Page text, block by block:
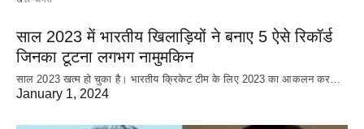
साल 2023 में भारतीय खिलाड़ियों ने बनाए 5 ऐसे रिकॉर्ड
जिनका टूटना लगभग नामुमकिन
साल 2023 खत्म हो चुका है। भारतीय क्रिकेट‌ टीम के लिए 2023 का आकलन कर…
January 1, 2024